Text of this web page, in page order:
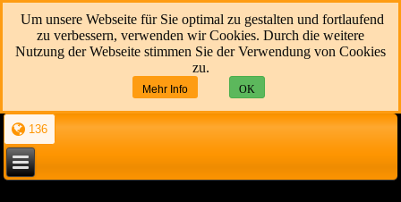
Um unsere Webseite für Sie optimal zu gestalten und fortlaufend
zu verbessern, verwenden wir Cookies. Durch die weitere
Nutzung der Webseite stimmen Sie der Verwendung von Cookies
zu.
Mehr Info OK
136